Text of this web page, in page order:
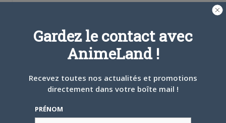
LAVOIR!!!!!!!!!!!!!!!!!!!!!!!!!!!!!!!!!!!!!!!!!!!!!!!!!!!!!!!!!
Animeland X-tra n°HS4
Gardez le contact avec
AnimeLand !
Recevez toutes nos actualités et promotions
directement dans votre boîte mail !
PRÉNOM